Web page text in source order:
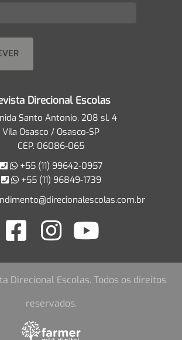
Direcional Escolas
Santo Antonio, 208 sl. 4
Vila Osasco / Osasco-SP
CEP. 06086-065
+55 (11) 99642-0957
+55 (11) 96849-1739
Direcional Escolas. Todos os direitos
reservados.